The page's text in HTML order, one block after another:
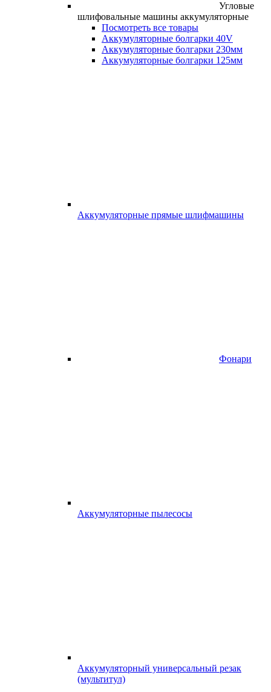
Угловые
шлифовальные машины аккумуляторные
Посмотреть все товары
Аккумуляторные болгарки 40V
Аккумуляторные болгарки 230мм
Аккумуляторные болгарки 125мм
Аккумуляторные прямые шлифмашины
Фонари
Аккумуляторные пылесосы
Аккумуляторный универсальный резак
(мультитул)